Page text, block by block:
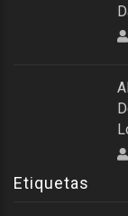
Etiquetas